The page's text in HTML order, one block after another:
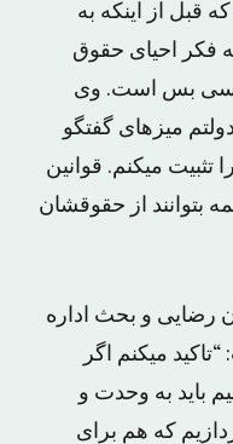
که قبل از اینکه به
فکر احیای حقوق
بس است. وی
میزهای گفتگو
میکنم. قوانین
بتوانند از حقوقشان
رضایی و بحث اداره
میکنم اگر
باید به وحدت و
که هم برای